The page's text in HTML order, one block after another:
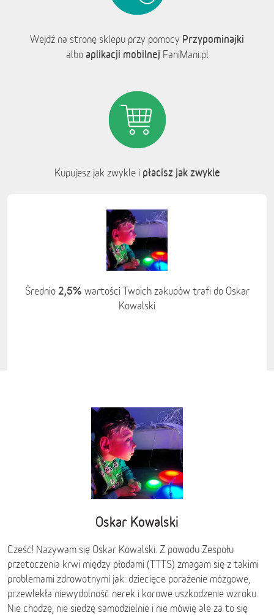
Wejdź na stronę sklepu przy pomocy Przypominajki
albo aplikacji mobilnej FaniMani.pl
Kupujesz jak zwykle i płacisz jak zwykle
Średnio 2,5% wartości Twoich zakupów trafi do Oskar
Kowalski
Oskar Kowalski
Cześć! Nazywam się Oskar Kowalski. Z powodu Zespołu
przetoczenia krwi między płodami (TTTS) zmagam się z takimi
problemami zdrowotnymi jak: dziecięce porażenie mózgowe,
przewlekła niewydolność nerek i korowe uszkodzenie wzroku.
Nie chodzę, nie siedzę samodzielnie i nie mówię ale za to się